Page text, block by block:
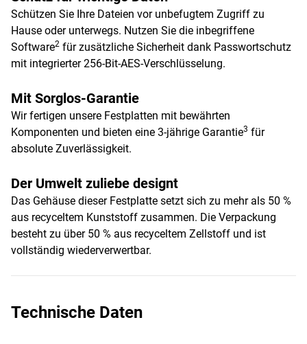
Schützen Sie Ihre Dateien vor unbefugtem Zugriff zu
Hause oder unterwegs. Nutzen Sie die inbegriffene
Software2 für zusätzliche Sicherheit dank Passwortschutz
mit integrierter 256-Bit-AES-Verschlüsselung.
Mit Sorglos-Garantie
Wir fertigen unsere Festplatten mit bewährten
Komponenten und bieten eine 3-jährige Garantie3 für
absolute Zuverlässigkeit.
Der Umwelt zuliebe designt
Das Gehäuse dieser Festplatte setzt sich zu mehr als 50 %
aus recyceltem Kunststoff zusammen. Die Verpackung
besteht zu über 50 % aus recyceltem Zellstoff und ist
vollständig wiederverwertbar.
Technische Daten